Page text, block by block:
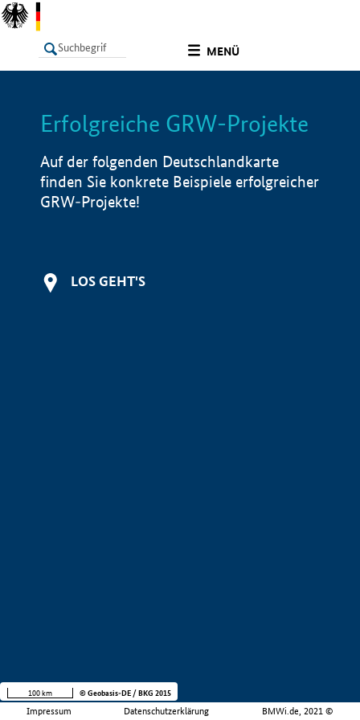
MENÜ
LISTE Info
Erfolgreiche GRW-Projekte
Auf der folgenden Deutschlandkarte
finden Sie konkrete Beispiele erfolgreicher
GRW-Projekte!
LOS GEHT'S
Impressum Datenschutzerklärung BMWi.de, 2021 ©
100 km © Geobasis-DE / BKG 2015